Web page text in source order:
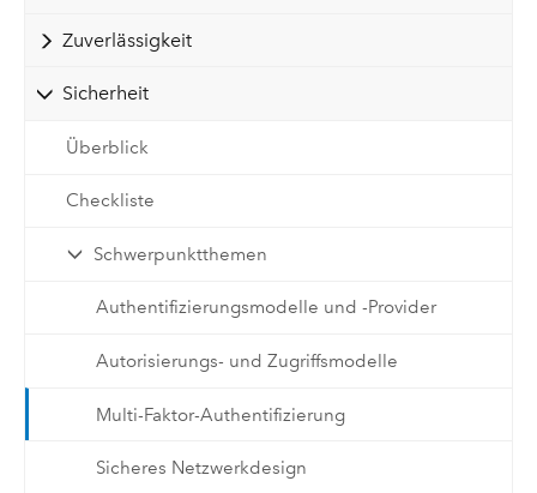
Zuverlässigkeit
Sicherheit
Überblick
Checkliste
Schwerpunktthemen
Authentifizierungsmodelle und -Provider
Autorisierungs- und Zugriffsmodelle
Multi-Faktor-Authentifizierung
Sicheres Netzwerkdesign